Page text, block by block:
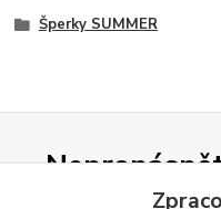
Šperky SUMMER